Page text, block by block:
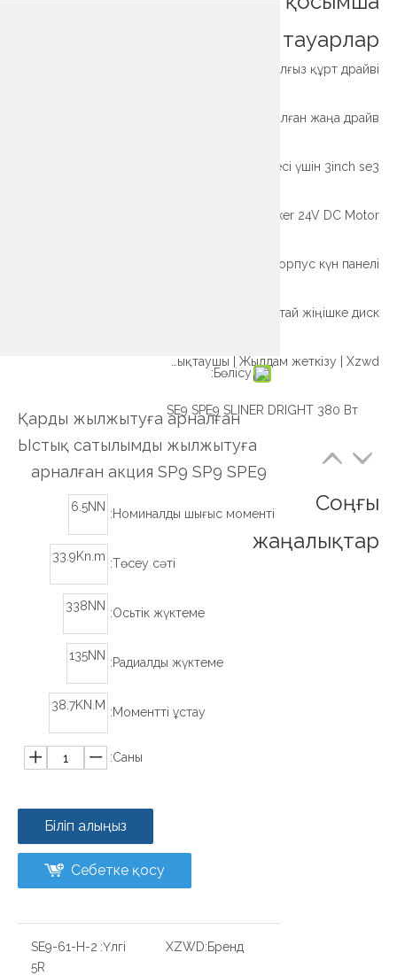
Бөлісу:
Қарды жылжытуға арналған
Ыстық сатылымды жылжытуға
арналған акция SP9 SP9 SPE9
Номиналды шығыс моменті:
6.5NN
Төсеу сәті:
33.9Kn.m
Осьтік жүктеме:
338NN
Радиалды жүктеме:
135NN
Моментті ұстау:
38.7KN.M
Саны:
Біліп алыңыз
Себетке қосу
Үлгі:
SE9-61-H-2
5R
Бренд:
XZWD
тауарлар
SE9 SPE9 SLINER DRIGHT 380 Вт
Соңғы
жаңалықтар